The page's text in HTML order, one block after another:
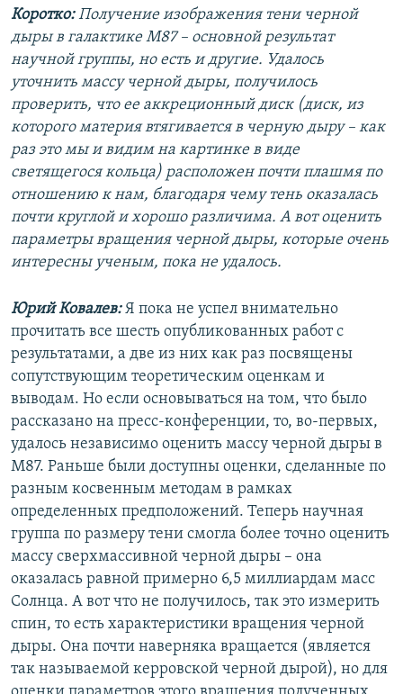
Коротко:Получение изображения тени черной
дыры в галактике M87 – основной результат
научной группы, но есть и другие. Удалось
уточнить массу черной дыры, получилось
проверить, что ее аккреционный диск (диск, из
которого материя втягивается в черную дыру – как
раз это мы и видим на картинке в виде
светящегося кольца) расположен почти плашмя по
отношению к нам, благодаря чему тень оказалась
почти круглой и хорошо различима. А вот оценить
параметры вращения черной дыры, которые очень
интересны ученым, пока не удалось.
Юрий Ковалев:Я пока не успел внимательно
прочитать все шесть опубликованных работ с
результатами, а две из них как раз посвящены
сопутствующим теоретическим оценкам и
выводам. Но если основываться на том, что было
рассказано на пресс-конференции, то, во-первых,
удалось независимо оценить массу черной дыры в
M87. Раньше были доступны оценки, сделанные по
разным косвенным методам в рамках
определенных предположений. Теперь научная
группа по размеру тени смогла более точно оценить
массу сверхмассивной черной дыры – она
оказалась равной примерно 6,5 миллиардам масс
Солнца. А вот что не получилось, так это измерить
спин, то есть характеристики вращения черной
дыры. Она почти наверняка вращается (является
так называемой керровской черной дырой), но для